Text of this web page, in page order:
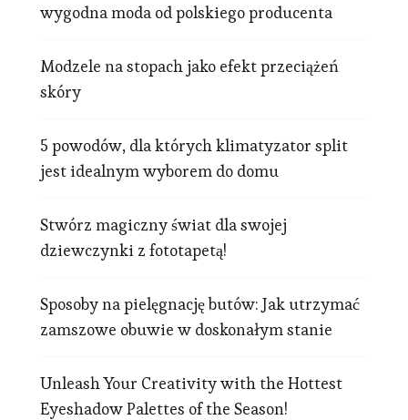
wygodna moda od polskiego producenta
Modzele na stopach jako efekt przeciążeń
skóry
5 powodów, dla których klimatyzator split
jest idealnym wyborem do domu
Stwórz magiczny świat dla swojej
dziewczynki z fototapetą!
Sposoby na pielęgnację butów: Jak utrzymać
zamszowe obuwie w doskonałym stanie
Unleash Your Creativity with the Hottest
Eyeshadow Palettes of the Season!